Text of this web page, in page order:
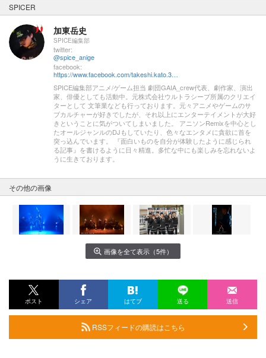
SPICER
加東岳史
SPICE編集部
twitter:
@spice_anige
facebook:
https://www.facebook.com/takeshi.kato.3557
SPICE編集部アニメ/ゲーム担当 劇団GAIA_crew代表、劇作家、演出
家、俳優としても活動中。元株式会社ウルトラシープ所属のクリエイ
ターとして 文筆業なども行っております。元々アニメやゲームのサ
ブカルチャーが好きでしたが、それ以上にエンターテイメントが大好
きということに気がついてしまいました。 アニソンRemixを中心とし
たオールジャンルのDJもしていたり、色々なエンタメに貪欲に首を
突っ込んでいます。 『面白いものを自分が体験したように感じられ
る記事』を書けるように日々精進。多忙な中にも楽しみを忘れないよ
うに生きております。
その他の画像
画像を全て表示（5件）
ポスト シェア はてブ 送る 送信
RSSフィードの購読はこちら